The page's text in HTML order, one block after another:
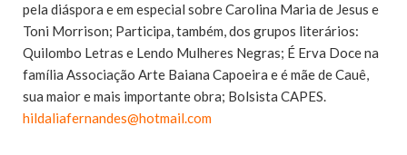
pela diáspora e em especial sobre Carolina Maria de Jesus e
Toni Morrison; Participa, também, dos grupos literários:
Quilombo Letras e Lendo Mulheres Negras; É Erva Doce na
família Associação Arte Baiana Capoeira e é mãe de Cauê,
sua maior e mais importante obra; Bolsista CAPES.
hildaliafernandes@hotmail.com